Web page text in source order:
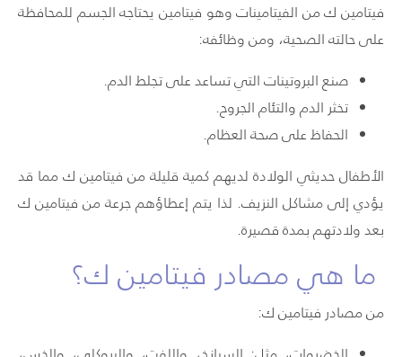
فيتامين ك من الفيتامينات وهو فيتامين يحتاجه الجسم للمحافظة
على حالته الصحية، ومن وظائفه:
صنع البروتينات التي تساعد على تجلط الدم.
تخثر الدم والتئام الجروح.
الحفاظ على صحة العظام.
الأطفال حديثي الولادة لديهم كمية قليلة من فيتامين ك مما قد
يؤدي إلى مشاكل النزيف. لذا يتم إعطاؤهم جرعة من فيتامين ك
بعد ولادتهم بمدة قصيرة.
ما هي مصادر فيتامين ك؟
من مصادر فيتامين ك: